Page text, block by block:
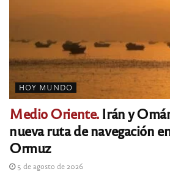
HOY MUNDO
Medio Oriente.Irán y
nueva ruta de navegación
Ormuz
5 de agosto de 2026